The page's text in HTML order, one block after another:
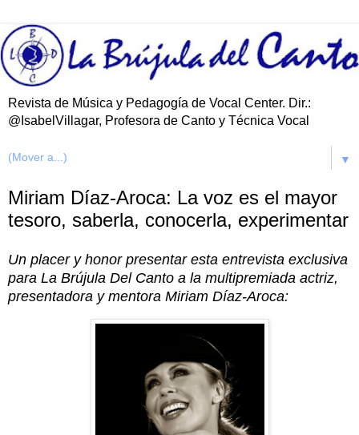
Revista de Música y Pedagogía de Vocal Center. Dir.:
@IsabelVillagar, Profesora de Canto y Técnica Vocal
▼
Miriam Díaz-Aroca: La voz es el mayor
tesoro, saberla, conocerla, experimentar
Un placer y honor presentar esta entrevista exclusiva
para La Brújula Del Canto a la multipremiada actriz,
presentadora y mentora Miriam Díaz-Aroca: